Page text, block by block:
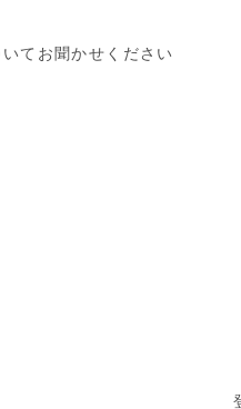
てお聞かせください